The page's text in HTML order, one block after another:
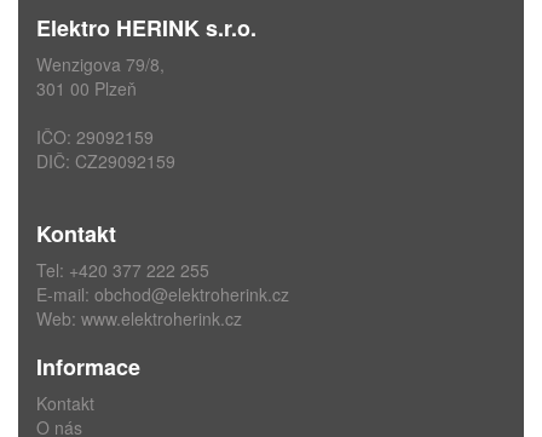
Elektro HERINK s.r.o.
Wenzigova 79/8,
301 00 Plzeň
IČO: 29092159
DIČ: CZ29092159
Kontakt
Tel: +420 377 222 255
E-mail: obchod@elektroherink.cz
Web: www.elektroherink.cz
Informace
Kontakt
O nás